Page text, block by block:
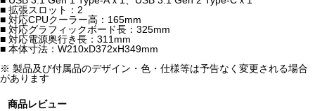
■ 拡張スロット：2
■ 対応CPUクーラー高：165mm
■ 対応グラフィックボード長：325mm
■ 対応電源奥行き長：311mm
■ 本体寸法：W210xD372xH349mm
※ 製品及び付属品のデザイン・色・仕様等は予告なく変更される場合
があります
商品レビュー